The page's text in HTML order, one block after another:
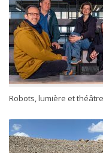
Robots, lumière et